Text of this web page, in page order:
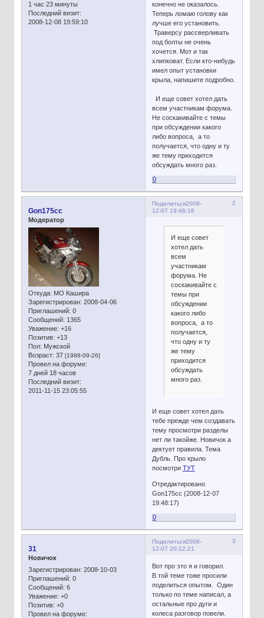
1 час 23 минуты
Последний визит:
2008-12-08 19:59:10
конечно не оказалось.
Теперь ломаю голову как
лучше его установить.
Траверсу рассверливать
под болты не очень
хочется. Мот и так
хлипковат. Если кто-нибудь
имел опыт установки
крыла, напишите подробно.
И еще совет хотел дать
всем участникам форума.
Не соскакивайте с темы
при обсуждении какого
либо вопроса, а то
получается, что одну и ту
же тему приходится
обсуждать много раз.
0
Поделиться 2
2008-
12-07 19:46:16
Gon175cc
Модератор
Откуда: МО Кашира
Зарегистрирован: 2008-04-06
Приглашений: 0
Сообщений: 1365
Уважение: +16
Позитив: +13
Пол: Мужской
Возраст: 37 [1988-09-26]
Провел на форуме:
7 дней 18 часов
Последний визит:
2011-11-15 23:05:55
И еще совет
хотел дать
всем
участникам
форума. Не
соскакивайте с
темы при
обсуждении
какого либо
вопроса, а то
получается,
что одну и ту
же тему
приходится
обсуждать
много раз.
И еще совет хотел дать
тебе прежде чем создавать
тему просмотри разделы
нет ли такойже. Новичок а
дектует правила. Тема
Дубль. Про крыло
посмотри ТУТ
Отредактировано
Gon175cc (2008-12-07
19:48:17)
0
Поделиться 3
2008-
12-07 20:12:21
31
Новичок
Зарегистрирован: 2008-10-03
Приглашений: 0
Сообщений: 6
Уважение: +0
Позитив: +0
Провел на форуме:
Вот про это я и говорил.
В той теме тоже просили
поделиться опытом. Один
только по теме написал, а
остальные про дуги и
колеса разговор повели.